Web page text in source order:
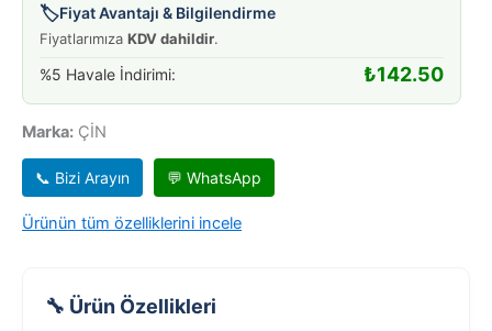
🏷️Fiyat Avantajı & Bilgilendirme
Fiyatlarımıza KDV dahildir.
%5 Havale İndirimi: ₺142.50
Marka: ÇİN
📞 Bizi Arayın 💬 WhatsApp
Ürünün tüm özelliklerini incele
🔧 Ürün Özellikleri